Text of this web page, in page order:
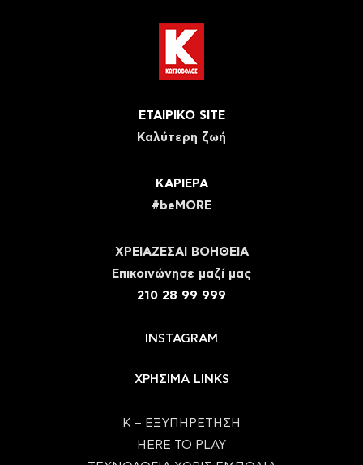
ΕΤΑΙΡΙΚΟ SITE
Καλύτερη ζωή
ΚΑΡΙΕΡΑ
#beMORE
ΧΡΕΙΑΖΕΣΑΙ ΒΟΗΘΕΙΑ
Eπικοινώνησε μαζί μας
210 28 99 999
INSTAGRAM
ΧΡΗΣΙΜΑ LINKS
Κ – ΕΞΥΠΗΡΕΤΗΣΗ
HERE TO PLAY